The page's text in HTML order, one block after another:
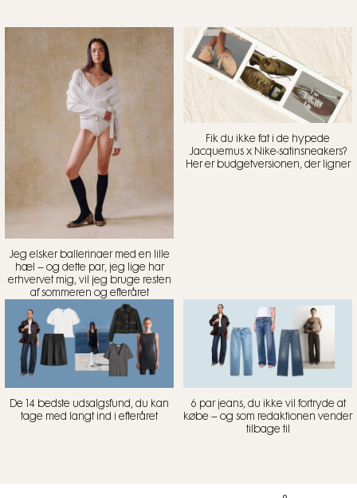
Jeg elsker ballerinaer med en lille
hæl – og dette par, jeg lige har
erhvervet mig, vil jeg bruge resten
af sommeren og efteråret
Fik du ikke fat i de hypede
Jacquemus x Nike-satinsneakers?
Her er budgetversionen, der ligner
De 14 bedste udsalgsfund, du kan
tage med langt ind i efteråret
6 par jeans, du ikke vil fortryde at
købe – og som redaktionen vender
tilbage til